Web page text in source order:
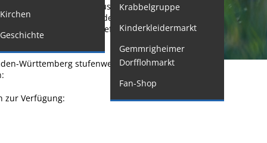
Organspende
Gleichstellung
Kirchen
Geschichte
Krabbelgruppe
Kinderkleidermarkt
Gemmrigheimer
Dorfflohmarkt
Fan-Shop
anmelden, in dessen Zuständigkeitsbereich Sie
können Sie dem Standesamt
für die Prüfung der Ehefähigkeit erforderlich
Württemberg stufenweise eingeführt. Sie
zur Verfügung: